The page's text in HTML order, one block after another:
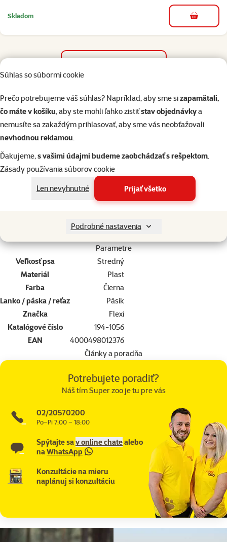
Súhlas so súbormi cookie
Prečo potrebujeme váš súhlas? Napríklad, aby sme sizapamätali,
čo máte v košíku, aby ste mohli ľahko zistiťstav objednávkya
nemusíte sa zakaždým prihlasovať, aby sme vás neobťažovali
nevhodnou reklamou.
Ďakujeme,s vašimi údajmi budeme zaobchádzať s rešpektom.
Zásady používania súborov cookie
Len nevyhnutné
Prijať všetko
Podrobné nastavenia
Skladom do košíka
Na začiatok stránky
superzoo.product.detail.content
Samonavíjacie páskové vodidlo so vzorom pre stredne veľké psy do
hmotnosti 25 kg.
Samonavíjacie vodidlá Flexi poskytujú Vášmu psovi potrebnú
voľnosť výbehu. Vďaka brzdiacemu systému, ktorý je možné ovládať
jednou rukou, máte svojho psa vždy pod kontrolou. Majú tiež krátke
blokovanie, ako dlho budete stopku držať, tak dlho bude vodidlo
Parametre
Veľkosť psa
Stredný
Materiál
Plast
Farba
Čierna
Lanko / páska / reťaz
Pásik
Značka
Flexi
Katalógové číslo
194-1056
EAN
4000498012376
Články a poradňa
Potrebujete poradiť?
Náš tím Super zoo je tu pre vás
02/20570200
Po–Pi 7:00 – 18:00
Spýtajte sav online chatealebo
naWhatsApp
Konzultácie na mieru
naplánuj si konzultáciu